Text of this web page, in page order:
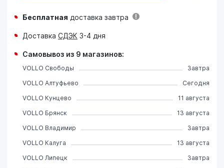
Бесплатная доставка завтра
Доставка СДЭК 3-4 дня
Самовывоз из 9 магазинов:
VOLLO Свободы
Завтра
VOLLO Алтуфьево
Сегодня
VOLLO Кунцево
11 августа
VOLLO Брянск
13 августа
VOLLO Владимир
Завтра
VOLLO Калуга
13 августа
VOLLO Липецк
Завтра